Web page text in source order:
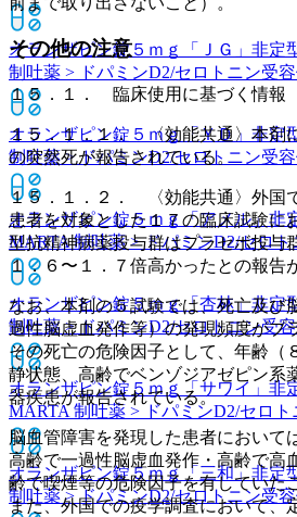
オランザピン錠５ｍｇ「ＪＧ」 非定
制吐薬 > ドパミンD2/セロトニン受
オランザピン錠５ｍｇ「ＹＤ」 非定
制吐薬 > ドパミンD2/セロトニン受
オランザピン錠５ｍｇ「アメル」非
MARTA 制吐薬 > ドパミンD2/セロ
オランザピン錠５ｍｇ「杏林」非定
制吐薬 > ドパミンD2/セロトニン受
オランザピン錠５ｍｇ「サワイ」 非
MARTA 制吐薬 > ドパミンD2/セロ
オランザピン錠５ｍｇ「三和」非定
制吐薬 > ドパミンD2/セロトニン受
その他の注意
１５．１． 臨床使用に基づく情報
１５．１．１． 〈効能共通〉本剤
の突然死が報告されている。
１５．１．２． 〈効能共通〉外国
患者を対象とした１７の臨床試験に
型抗精神病薬投与群はプラセボ投与
１．６〜１．７倍高かったとの報告
なお、本剤の５試験では、死亡及び
過性脳虚血発作等）の発現頻度がプ
その死亡の危険因子として、年齢（
静状態、高齢でベンゾジアゼピン系
器疾患が報告されている。
脳血管障害を発現した患者において
高齢で一過性脳虚血発作・高齢で高
齢で喫煙等の危険因子を有していた
また、外国での疫学調査において、